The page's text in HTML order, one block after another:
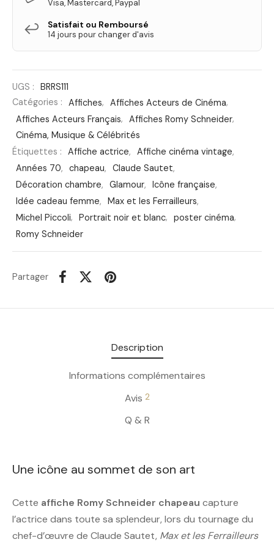
Visa, Mastercard, Paypal
↩️ Satisfait ou Remboursé
14 jours pour changer d'avis
UGS :
BRRS111
Catégories :
Affiches, Affiches Acteurs de Cinéma,
Affiches Acteurs Français, Affiches Romy Schneider,
Cinéma, Musique & Célébrités
Étiquettes :
Affiche actrice, Affiche cinéma vintage,
Années 70, chapeau, Claude Sautet,
Décoration chambre, Glamour, Icône française,
Idée cadeau femme, Max et les Ferrailleurs,
Michel Piccoli, Portrait noir et blanc, poster cinéma,
Romy Schneider
Partager
Description
Informations complémentaires
Avis 2
Q & R
Une icône au sommet de son art
Cette affiche Romy Schneider chapeau capture
l’actrice dans toute sa splendeur, lors du tournage du
chef-d’œuvre de Claude Sautet, Max et les Ferrailleurs